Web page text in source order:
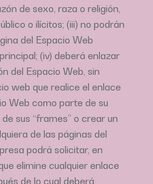
de sexo, raza o religión,
o ilícitos; (iii) no podrán
del Espacio Web
(iv) deberá enlazar
del Espacio Web, sin
web que realice el enlace
Web como parte de su
sus “frames” o crear un
de las páginas del
podrá solicitar, en
elimine cualquier enlace
de lo cual deberá